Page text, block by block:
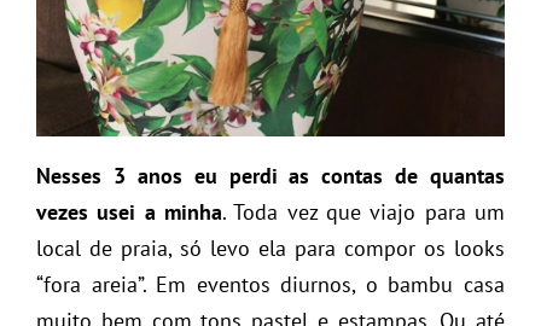
Nesses 3 anos eu perdi as contas de quantas
vezes usei a minha. Toda vez que viajo para um
local de praia, só levo ela para compor os looks
“fora areia”. Em eventos diurnos, o bambu casa
muito bem com tons pastel e estampas. Ou até